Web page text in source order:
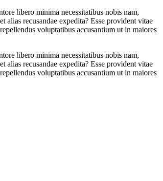
libero minima necessitatibus nobis nam,
recusandae expedita? Esse provident vitae
voluptatibus accusantium ut in maiores
libero minima necessitatibus nobis nam,
recusandae expedita? Esse provident vitae
voluptatibus accusantium ut in maiores